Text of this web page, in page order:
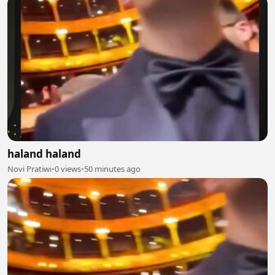
haland haland
Novi Pratiwi•0 views•50 minutes ago